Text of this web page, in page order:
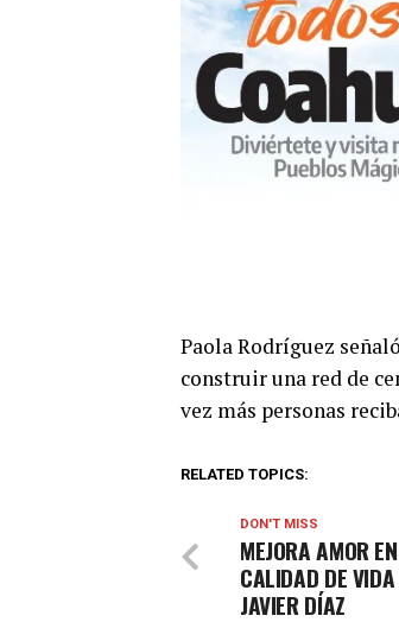
Paola Rodríguez
construir una red de
vez más personas
RELATED TOPICS:
DON'T MISS
MEJORA AMOR
CALIDAD DE
JAVIER DÍAZ